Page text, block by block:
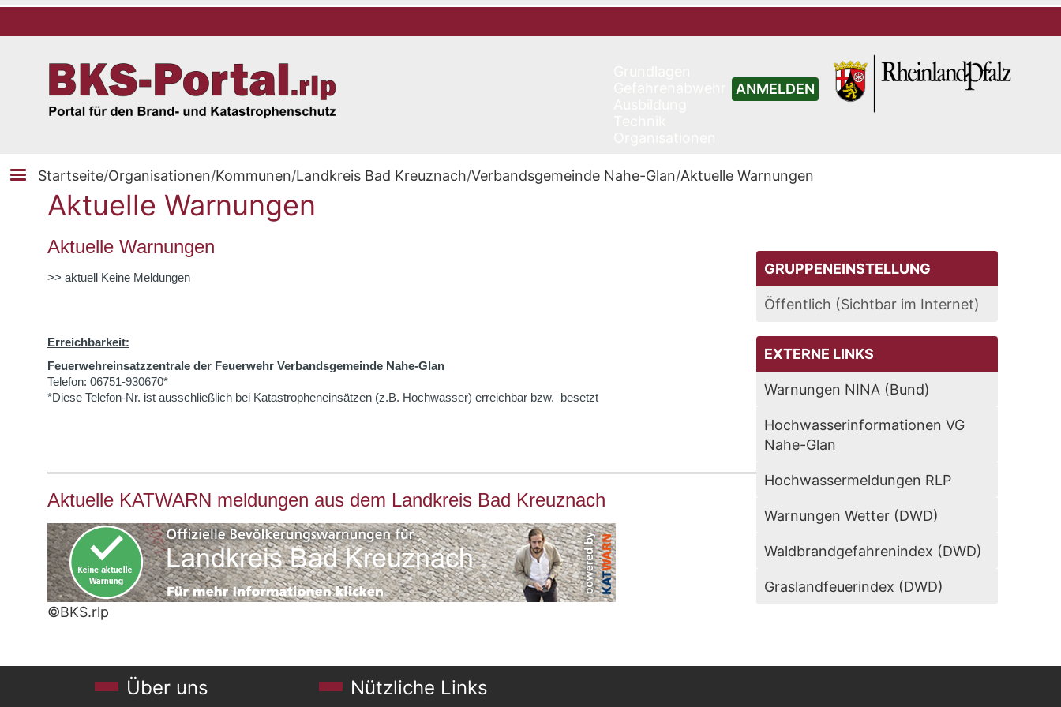
ANMELDEN
Startseite/Organisationen/Kommunen/Landkreis Bad Kreuznach/Verbandsgemeinde Nahe-Glan/Aktuelle Warnungen
Aktuelle Warnungen
Aktuelle Warnungen
>> aktuell Keine Meldungen
Erreichbarkeit:
Feuerwehreinsatzzentrale der Feuerwehr Verbandsgemeinde Nahe-Glan
Telefon: 06751-930670*
*Diese Telefon-Nr. ist ausschließlich bei Katastropheneinsätzen (z.B. Hochwasser) erreichbar bzw. besetzt
Aktuelle KATWARN meldungen aus dem Landkreis Bad Kreuznach
©BKS.rlp
GRUPPENEINSTELLUNG
Öffentlich (Sichtbar im Internet)
EXTERNE LINKS
Warnungen NINA (Bund)
Hochwasserinformationen VG
Nahe-Glan
Hochwassermeldungen RLP
Warnungen Wetter (DWD)
Waldbrandgefahrenindex (DWD)
Graslandfeuerindex (DWD)
Über uns Nützliche Links